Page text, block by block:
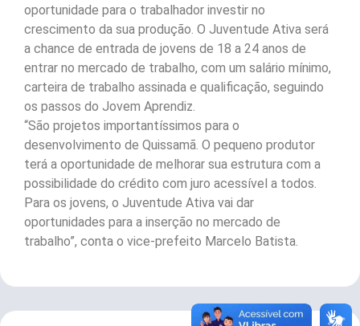
oportunidade para o trabalhador investir no
crescimento da sua produção. O Juventude Ativa será
a chance de entrada de jovens de 18 a 24 anos de
entrar no mercado de trabalho, com um salário mínimo,
carteira de trabalho assinada e qualificação, seguindo
os passos do Jovem Aprendiz.
“São projetos importantíssimos para o
desenvolvimento de Quissamã. O pequeno produtor
terá a oportunidade de melhorar sua estrutura com a
possibilidade do crédito com juro acessível a todos.
Para os jovens, o Juventude Ativa vai dar
oportunidades para a inserção no mercado de
trabalho”, conta o vice-prefeito Marcelo Batista.